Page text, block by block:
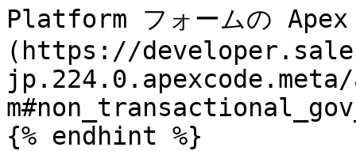
Platform フォームの
(https://
{% endhint %}